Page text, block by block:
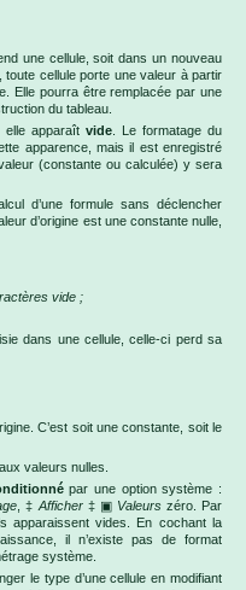
une cellule, soit dans un nouveau
cellule porte une valeur à partir
Elle pourra être remplacée par une
du tableau.
elle apparaît vide. Le formatage du
apparence, mais il est enregistré
(constante ou calculée) y sera
d’une formule sans déclencher
d’origine est une constante nulle,
vide ;
dans une cellule, celle-ci perd sa
C’est soit une constante, soit le
valeurs nulles.
par une option système :
, ‡ Afficher ‡ ▣ Valeurs zéro. Par
apparaissent vides. En cochant la
il n’existe pas de format
système.
le type d’une cellule en modifiant